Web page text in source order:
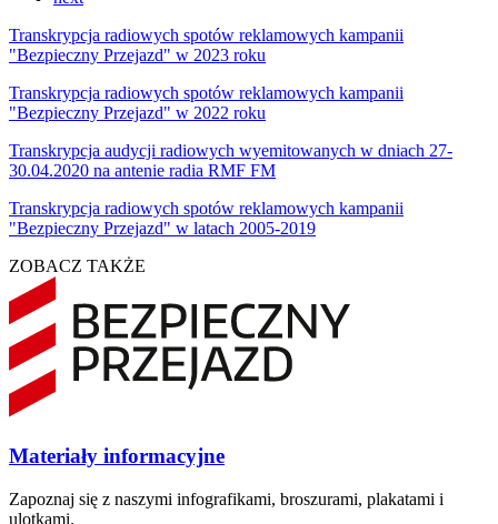
Transkrypcja radiowych spotów reklamowych kampanii
"Bezpieczny Przejazd" w 2023 roku
Transkrypcja radiowych spotów reklamowych kampanii
"Bezpieczny Przejazd" w 2022 roku
Transkrypcja audycji radiowych wyemitowanych w dniach 27-
30.04.2020 na antenie radia RMF FM
Transkrypcja radiowych spotów reklamowych kampanii
"Bezpieczny Przejazd" w latach 2005-2019
ZOBACZ TAKŻE
Materiały informacyjne
Zapoznaj się z naszymi infografikami, broszurami, plakatami i
ulotkami.